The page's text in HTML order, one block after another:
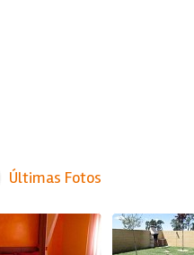
Últimas Fotos